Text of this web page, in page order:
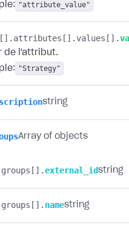
"attribute_value"
attributes[].​values[].​
de l'attribut.
"Strategy"
string
Array of objects
groups[].​external_idstring
groups[].​ namestring